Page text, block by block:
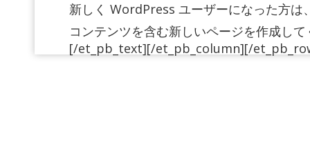
新しく WordPress ユーザーになった方は
コンテンツを含む新しいページを作成し
[/et_pb_text][/et_pb_column][/